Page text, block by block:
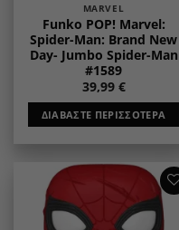
MARVEL
Funko POP! Marvel:
Spider-Man: Brand New
Day- Jumbo Spider-Man
#1589
39,99 €
ΔΙΑΒΆΣΤΕ ΠΕΡΙΣΣΌΤΕΡΑ
Add to
wishlist